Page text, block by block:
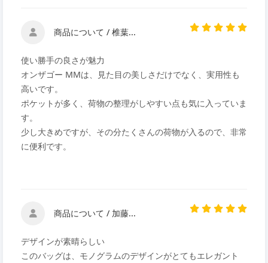
商品について / 椎葉...
使い勝手の良さが魅力
オンザゴー MMは、見た目の美しさだけでなく、実用性も
高いです。
ポケットが多く、荷物の整理がしやすい点も気に入っていま
す。
少し大きめですが、その分たくさんの荷物が入るので、非常
に便利です。
商品について / 加藤...
デザインが素晴らしい
このバッグは、モノグラムのデザインがとてもエレガント